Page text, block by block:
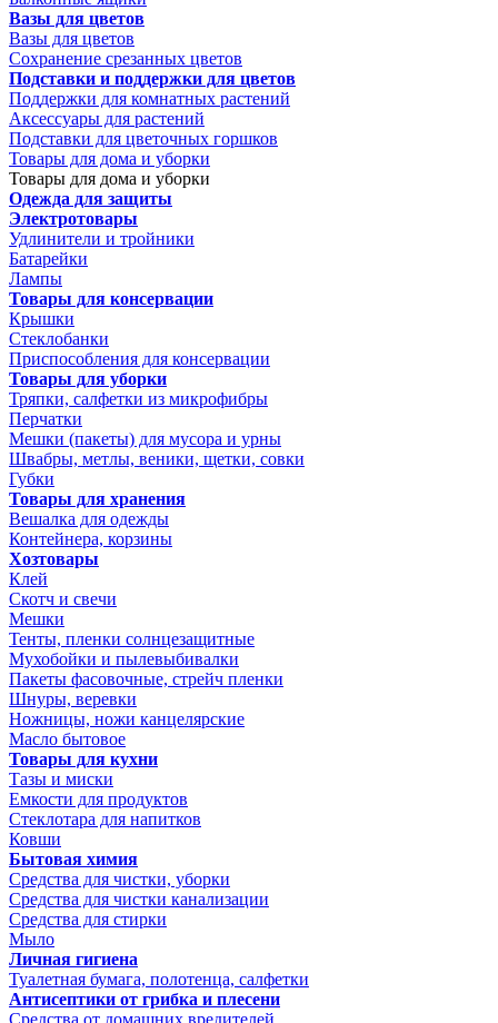
Вазы для цветов
Вазы для цветов
Сохранение срезанных цветов
Подставки и поддержки для цветов
Поддержки для комнатных растений
Аксессуары для растений
Подставки для цветочных горшков
Товары для дома и уборки
Товары для дома и уборки
Одежда для защиты
Электротовары
Удлинители и тройники
Батарейки
Лампы
Товары для консервации
Крышки
Стеклобанки
Приспособления для консервации
Товары для уборки
Тряпки, салфетки из микрофибры
Перчатки
Мешки (пакеты) для мусора и урны
Швабры, метлы, веники, щетки, совки
Губки
Товары для хранения
Вешалка для одежды
Контейнера, корзины
Хозтовары
Клей
Скотч и свечи
Мешки
Тенты, пленки солнцезащитные
Мухобойки и пылевыбивалки
Пакеты фасовочные, стрейч пленки
Шнуры, веревки
Ножницы, ножи канцелярские
Масло бытовое
Товары для кухни
Тазы и миски
Емкости для продуктов
Стеклотара для напитков
Ковши
Бытовая химия
Средства для чистки, уборки
Средства для чистки канализации
Средства для стирки
Мыло
Личная гигиена
Туалетная бумага, полотенца, салфетки
Антисептики от грибка и плесени
Средства от домашних вредителей